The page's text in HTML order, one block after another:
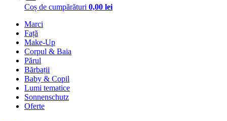
Coș de cumpărături 0,00 lei
Marci
Față
Make-Up
Corpul & Baia
Părul
Bărbații
Baby & Copil
Lumi tematice
Sonnenschutz
Oferte